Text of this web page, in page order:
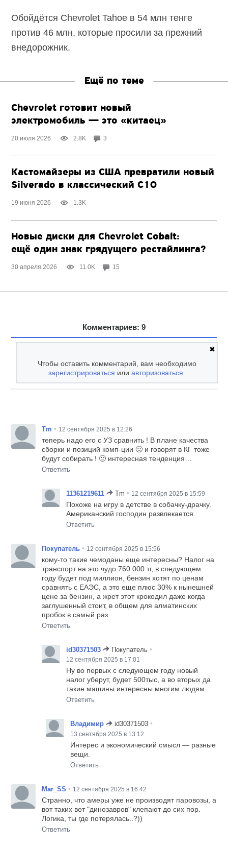
Обойдётся Chevrolet Tahoe в 54 млн тенге
против 46 млн, которые просили за прежний
внедорожник.
Ещё по теме
Chevrolet готовит новый
электромобиль — это «китаец»
20 июля 2026 2.8K 3
Кастомайзеры из США превратили новый
Silverado в классический C10
19 июня 2026 1.3K
Новые диски для Chevrolet Cobalt:
ещё один знак грядущего рестайлинга?
30 апреля 2026 11.0K 15
Комментариев: 9
✖
Чтобы оставить комментарий, вам необходимо
зарегистрироваться илиавторизоваться.
Tm • 12 сентября 2025 в 12:26
теперь надо его с УЗ сравнить ! В плане качества
сборки и позиций комп-ции 🙂 и говорят в КГ тоже
будут собирать ! 🙂 интересная тенденция…
Ответить
11361219611 Tm • 12 сентября 2025 в 15:59
Похоже на игру в детстве в собачку-драчку.
Американский господин развлекается.
Ответить
Покупатель • 12 сентября 2025 в 15:56
кому-то такие чемоданы еще интересны? Налог на
транспорт на это чудо 760 000 тг, в следующем
году будет под миллион, бензин хотят по ценам
сравнять с ЕАЭС, а это еще плюс 30% к нынешней
цене за бензин, а жрет этот крокодил даже когда
заглушенный стоит, в общем для алматинских
пробок в самый раз
Ответить
id30371503 Покупатель •
12 сентября 2025 в 17:01
Ну во первых с следующем году новый
налог уберут, будет 500тыс, а во вторых да
такие машины интересны многим людям
Ответить
Владимир id30371503 •
13 сентября 2025 в 13:12
Интерес и экономический смысл — разные
вещи.
Ответить
Mar_SS • 12 сентября 2025 в 16:42
Странно, что амеры уже не производят паровозы, а
вот таких вот "динозавров" клепают до сих пор.
Логика, ты где потерялась..?))
Ответить